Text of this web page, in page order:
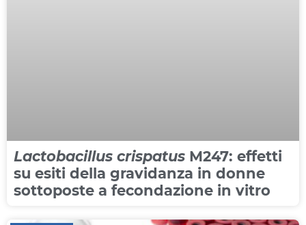
Lactobacillus crispatus M247: effetti
su esiti della gravidanza in donne
sottoposte a fecondazione in vitro